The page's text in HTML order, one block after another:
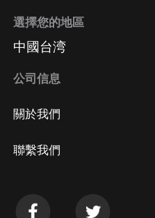
選擇您的地區
中國台湾
公司信息
關於我們
聯繫我們